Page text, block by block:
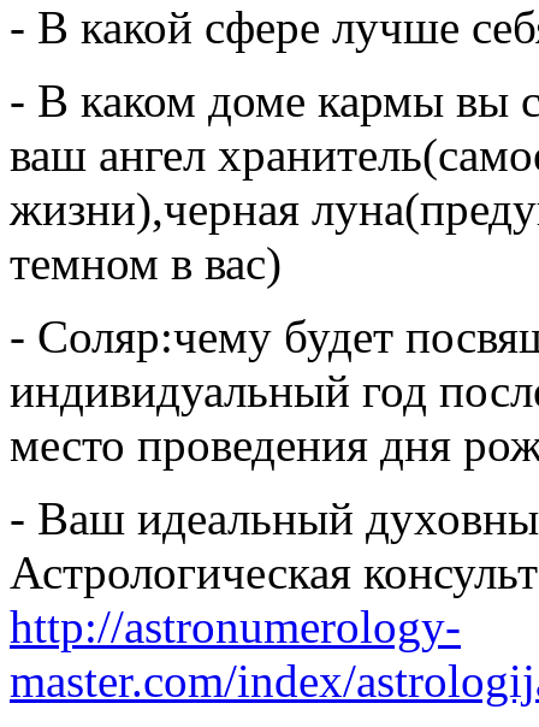
- В какой сфере лучше
- В каком доме кармы вы
ваш ангел
жизни),черная
темном в вас)
- Соляр:чему будет
индивидуальный год
место проведения дня
- Ваш идеальный
Астрологическая
http://astronumerology-
master.com/index/